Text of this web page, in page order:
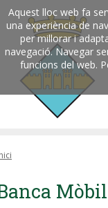
Aquest lloc web fa
una experiència de
per millorar i
navegació. Navegar
funcions del web.